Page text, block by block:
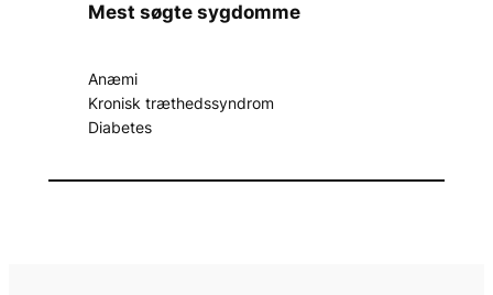
Mest søgte sygdomme
Anæmi
Kronisk træthedssyndrom
Diabetes